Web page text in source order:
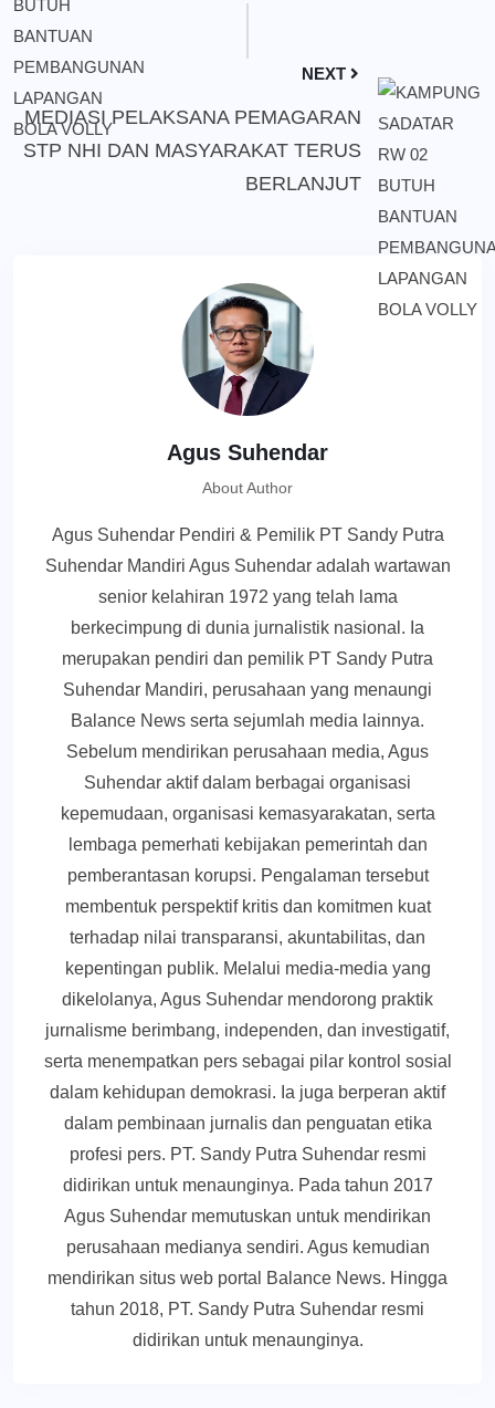
NEXT
MEDIASI PELAKSANA PEMAGARAN
STP NHI DAN MASYARAKAT TERUS
BERLANJUT
Agus Suhendar
About Author
Agus Suhendar Pendiri & Pemilik PT Sandy Putra
Suhendar Mandiri Agus Suhendar adalah wartawan
senior kelahiran 1972 yang telah lama
berkecimpung di dunia jurnalistik nasional. Ia
merupakan pendiri dan pemilik PT Sandy Putra
Suhendar Mandiri, perusahaan yang menaungi
Balance News serta sejumlah media lainnya.
Sebelum mendirikan perusahaan media, Agus
Suhendar aktif dalam berbagai organisasi
kepemudaan, organisasi kemasyarakatan, serta
lembaga pemerhati kebijakan pemerintah dan
pemberantasan korupsi. Pengalaman tersebut
membentuk perspektif kritis dan komitmen kuat
terhadap nilai transparansi, akuntabilitas, dan
kepentingan publik. Melalui media-media yang
dikelolanya, Agus Suhendar mendorong praktik
jurnalisme berimbang, independen, dan investigatif,
serta menempatkan pers sebagai pilar kontrol sosial
dalam kehidupan demokrasi. Ia juga berperan aktif
dalam pembinaan jurnalis dan penguatan etika
profesi pers. PT. Sandy Putra Suhendar resmi
didirikan untuk menaunginya. Pada tahun 2017
Agus Suhendar memutuskan untuk mendirikan
perusahaan medianya sendiri. Agus kemudian
mendirikan situs web portal Balance News. Hingga
tahun 2018, PT. Sandy Putra Suhendar resmi
didirikan untuk menaunginya.